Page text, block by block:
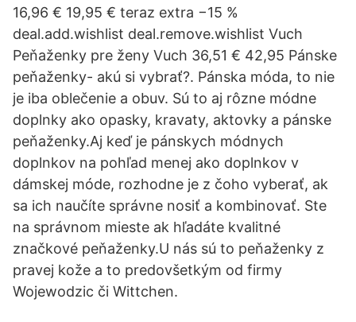
16,96 € 19,95 € teraz extra −15 %
deal.add.wishlist deal.remove.wishlist Vuch
Peňaženky pre ženy Vuch 36,51 € 42,95 Pánske
peňaženky- akú si vybrať?. Pánska móda, to nie
je iba oblečenie a obuv. Sú to aj rôzne módne
doplnky ako opasky, kravaty, aktovky a pánske
peňaženky.Aj keď je pánskych módnych
doplnkov na pohľad menej ako doplnkov v
dámskej móde, rozhodne je z čoho vyberať, ak
sa ich naučíte správne nosiť a kombinovať. Ste
na správnom mieste ak hľadáte kvalitné
značkové peňaženky.U nás sú to peňaženky z
pravej kože a to predovšetkým od firmy
Wojewodzic či Wittchen.